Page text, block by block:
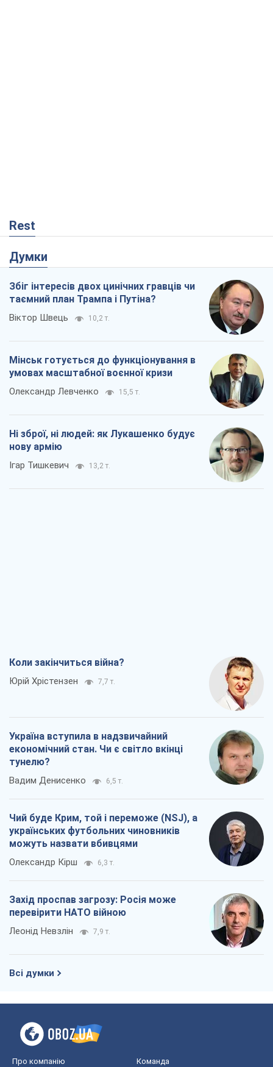
Rest
Думки
Збіг інтересів двох цинічних гравців чи
таємний план Трампа і Путіна?
Віктор Швець 10,2 т.
Мінськ готується до функціонування в
умовах масштабної воєнної кризи
Олександр Левченко 15,5 т.
Ні зброї, ні людей: як Лукашенко будує
нову армію
Ігар Тишкевич 13,2 т.
Коли закінчиться війна?
Юрій Хрістензен 7,7 т.
Україна вступила в надзвичайний
економічний стан. Чи є світло вкінці
тунелю?
Вадим Денисенко 6,5 т.
Чий буде Крим, той і переможе (NSJ), а
українських футбольних чиновників
можуть назвати вбивцями
Олександр Кірш 6,3 т.
Захід проспав загрозу: Росія може
перевірити НАТО війною
Леонід Невзлін 7,9 т.
Всі думки
Про компанію Команда